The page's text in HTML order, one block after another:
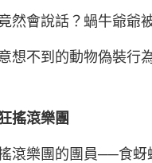
然會說話？蝸牛爺爺
想不到的動物偽裝行
搖滾樂團
滾樂團的團員──食蚜